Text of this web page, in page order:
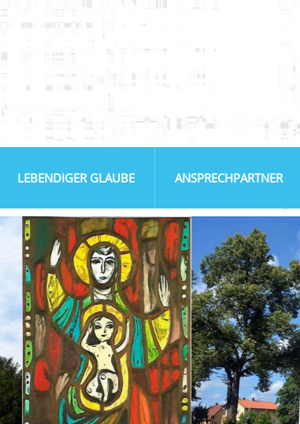
LEBENDIGER GLAUBE ANSPRECHPARTNER